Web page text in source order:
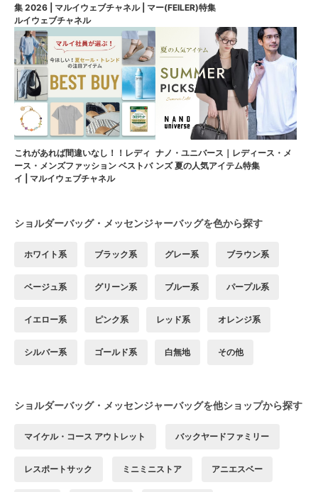
集 2026 | マルイウェブチャネル | マ
ルイウェブチャネル
ー(FEILER)特集
これがあれば間違いなし！！レディ
ース・メンズファッション ベストバ
イ | マルイウェブチャネル
ナノ・ユニバース｜レディース・メ
ンズ 夏の人気アイテム特集
ショルダーバッグ・メッセンジャーバッグを色から探す
ホワイト系 ブラック系 グレー系 ブラウン系
ベージュ系 グリーン系 ブルー系 パープル系
イエロー系 ピンク系 レッド系 オレンジ系
シルバー系 ゴールド系 白無地 その他
ショルダーバッグ・メッセンジャーバッグを他ショップから探す
マイケル・コース アウトレット バックヤードファミリー
レスポートサック ミニミニストア アニエスベー